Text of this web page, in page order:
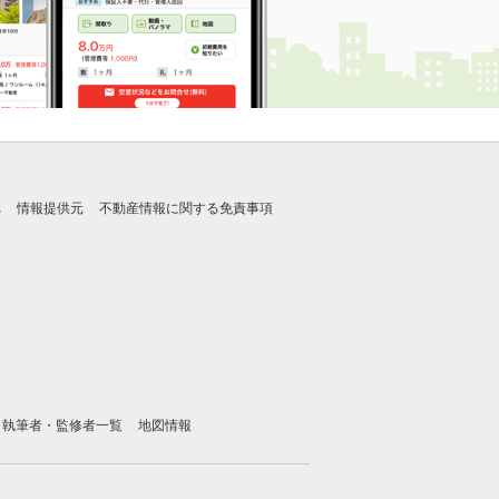
情報提供元 不動産情報に関する免責事項
執筆者・監修者一覧 地図情報